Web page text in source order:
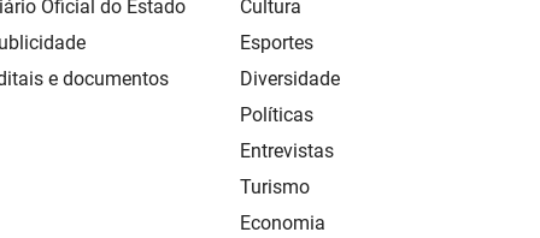
Oficial do Estado
e documentos
Cultura
Esportes
Diversidade
Políticas
Entrevistas
Turismo
Economia